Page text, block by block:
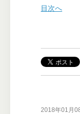
目次へ
2018年01月